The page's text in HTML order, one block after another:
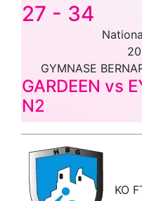
27 - 34
GYMNASE
GARDEEN vs
N2
KO